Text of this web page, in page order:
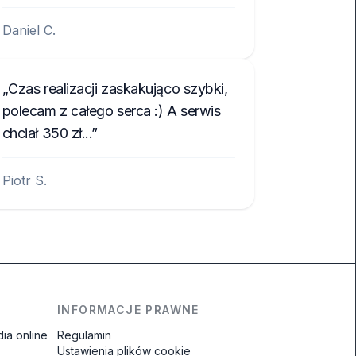
Daniel C.
Czas realizacji zaskakująco szybki,
polecam z całego serca :) A serwis
chciał 350 zł...
Piotr S.
online
INFORMACJE PRAWNE
Regulamin
Ustawienia plików cookie